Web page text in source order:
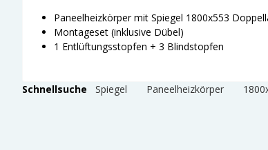
Paneelheizkörper mit Spiegel 1800x553
Montageset (inklusive Dübel)
1 Entlüftungsstopfen + 3 Blindstopfen
Schnellsuche Spiegel Paneelheizkörper